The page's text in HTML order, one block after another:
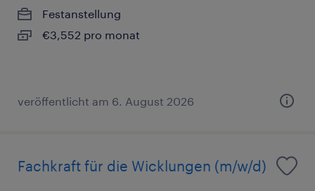
Festanstellung
€3,552 pro monat
veröffentlicht am 6. August 2026
Fachkraft für die Wicklungen (m/w/d)